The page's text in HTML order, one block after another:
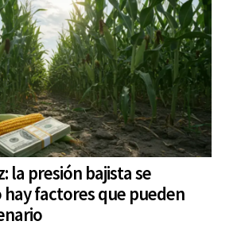
la presión bajista se
factores que pueden